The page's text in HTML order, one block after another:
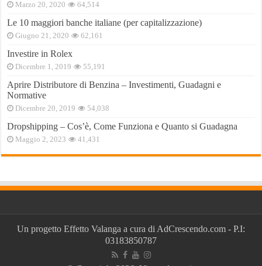
Marzo 20, 2020 64,514
Le 10 maggiori banche italiane (per capitalizzazione)
Giugno 21, 2020 62,161
Investire in Rolex
Dicembre 1, 2019 55,191
Aprire Distributore di Benzina – Investimenti, Guadagni e
Normative
Dicembre 20, 2019 54,038
Dropshipping – Cos’è, Come Funziona e Quanto si Guadagna
Maggio 2, 2023 41,431
Un progetto Effetto Valanga a cura di AdCrescendo.com - P.I:
03183850787